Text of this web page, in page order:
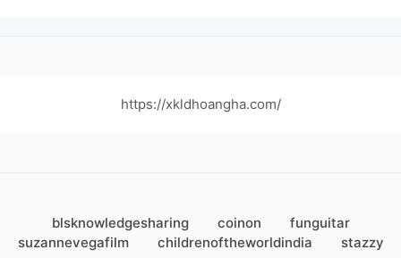
https://xkldhoangha.com/
blsknowledgesharing coinon
funguitar
suzannevegafilm
childrenoftheworldindia stazzy